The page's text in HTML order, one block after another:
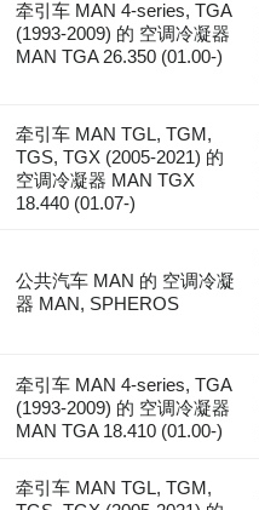
牵引车 MAN 4-series, TGA
(1993-2009) 的 空调冷凝器
MAN TGA 26.350 (01.00-)
牵引车 MAN TGL, TGM,
TGS, TGX (2005-2021) 的
空调冷凝器 MAN TGX
18.440 (01.07-)
公共汽车 MAN 的 空调冷凝
器 MAN, SPHEROS
牵引车 MAN 4-series, TGA
(1993-2009) 的 空调冷凝器
MAN TGA 18.410 (01.00-)
牵引车 MAN TGL, TGM,